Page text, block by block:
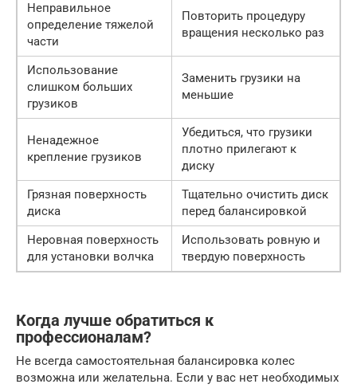
Неправильное
определение тяжелой
части
Повторить процедуру
вращения несколько раз
Использование
слишком больших
грузиков
Заменить грузики на
меньшие
Ненадежное
крепление грузиков
Убедиться, что грузики
плотно прилегают к
диску
Грязная поверхность
диска
Тщательно очистить диск
перед балансировкой
Неровная поверхность
для установки волчка
Использовать ровную и
твердую поверхность
Когда лучше обратиться к
профессионалам?
Не всегда самостоятельная балансировка колес
возможна или желательна. Если у вас нет необходимых